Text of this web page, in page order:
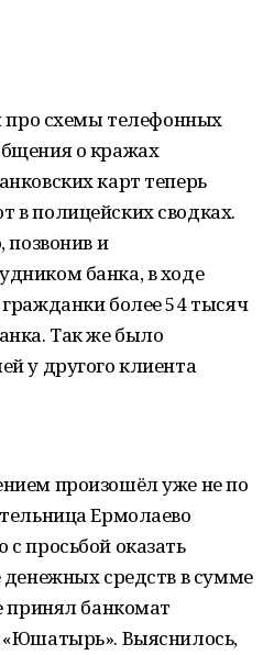
про схемы телефонных
о кражах
карт теперь
в полицейских сводках.
позвонив и
банка, в ходе
более 54 тысяч
Так же было
у другого клиента
произошёл уже не по
Ермолаево
просьбой оказать
денежных средств в сумме
принял банкомат
«Юшатырь». Выяснилось,